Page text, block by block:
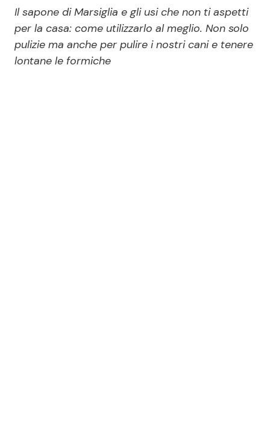
Politica Reality e Talent
Il sapone di Marsiglia e gli usi che non ti aspetti
per la casa: come utilizzarlo al meglio. Non solo
pulizie ma anche per pulire i nostri cani e tenere
lontane le formiche